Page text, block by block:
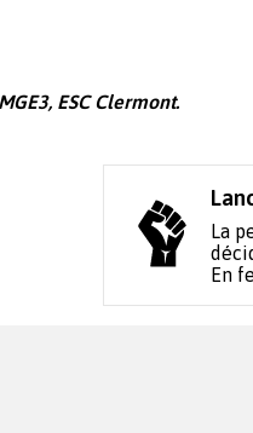
ESC Clermont.
La
En